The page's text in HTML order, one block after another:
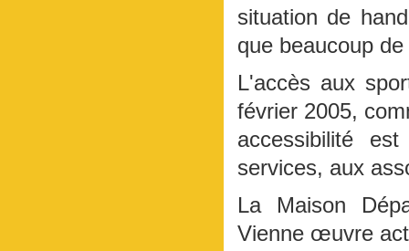
situation de
que beaucoup
L'accès aux
février 2005,
accessibilité
services, aux
La Maison
Vienne œuvre